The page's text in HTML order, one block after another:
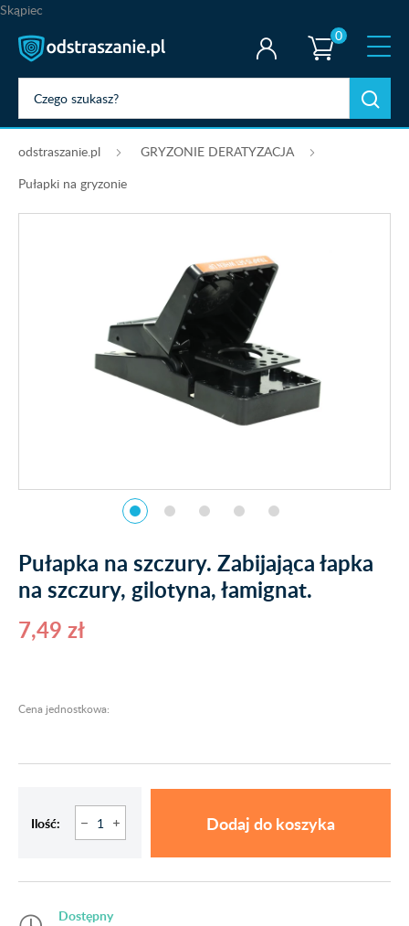
Skąpiec
0
odstraszanie.pl
GRYZONIE DERATYZACJA
Pułapki na gryzonie
Pułapka na szczury. Zabijająca łapka
na szczury, gilotyna, łamignat.
7,49 zł
Cena jednostkowa:
Ilość: Dodaj do koszyka
Dostępny